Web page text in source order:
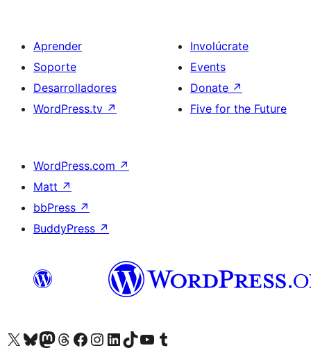
Aprender
Soporte
Desarrolladores
WordPress.tv ↗
Involúcrate
Events
Donate ↗
Five for the Future
WordPress.com ↗
Matt ↗
bbPress ↗
BuddyPress ↗
Visit our X (formerly Twitter) account
Visit our Bluesky account
Visit our Mastodon account
Visit our Threads account
Visita nuestra página de Facebook
Visita nuestra cuenta de Instagram
Visita nuestra cuenta de LinkedIn
Visit our TikTok account
Visita nuestro canal de YouTube
Visit our Tumblr account